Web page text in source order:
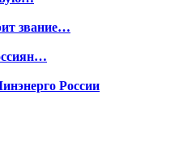
звание…
России